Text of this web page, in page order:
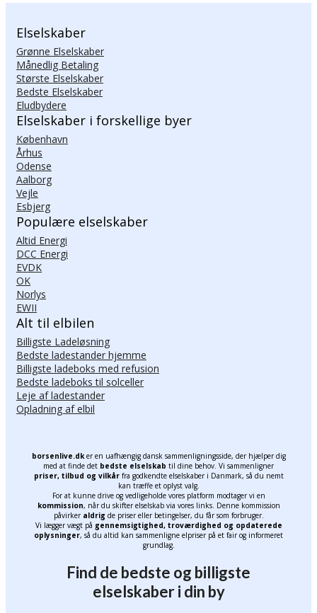
Elselskaber
Grønne Elselskaber
Månedlig Betaling
Største Elselskaber
Bedste Elselskaber
Eludbydere
Elselskaber i forskellige byer
København
Århus
Odense
Aalborg
Vejle
Esbjerg
Populære elselskaber
Altid Energi
DCC Energi
EVDK
OK
Norlys
EWII
Alt til elbilen
Billigste Ladeløsning
Bedste ladestander hjemme
Billigste ladeboks med refusion
Bedste ladeboks til solceller
Leje af ladestander
Opladning af elbil
borsenlive.dker en uafhængig dansk sammenligningsside, der hjælper dig
med at finde det bedste elselskab til dine behov. Vi sammenligner
priser, tilbud og vilkårfra godkendte elselskaber i Danmark, så du nemt
kan træffe et oplyst valg.
For at kunne drive og vedligeholde vores platform modtager vi en
kommission, når du skifter elselskab via vores links. Denne kommission
påvirker aldrig de priser eller betingelser, du får som forbruger.
Vi lægger vægt på gennemsigtighed, troværdighed og opdaterede
oplysninger, så du altid kan sammenligne elpriser på et fair og informeret
grundlag.
Find de bedste og billigste
elselskaber i din by